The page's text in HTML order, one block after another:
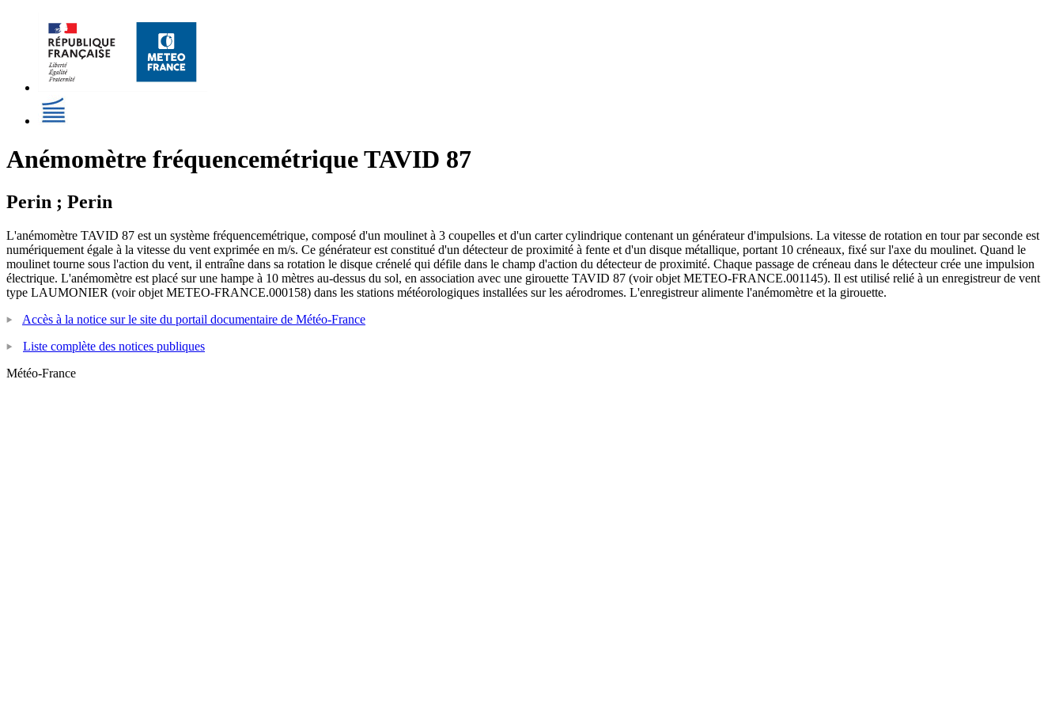
Anémomètre fréquencemétrique TAVID 87
Perin ; Perin
L'anémomètre TAVID 87 est un système fréquencemétrique, composé d'un moulinet à 3 coupelles et d'un carter cylindrique contenant un générateur d'impulsions. La vitesse de rotation en tour par seconde est
numériquement égale à la vitesse du vent exprimée en m/s. Ce générateur est constitué d'un détecteur de proximité à fente et d'un disque métallique, portant 10 créneaux, fixé sur l'axe du moulinet. Quand le
moulinet tourne sous l'action du vent, il entraîne dans sa rotation le disque crénelé qui défile dans le champ d'action du détecteur de proximité. Chaque passage de créneau dans le détecteur crée une impulsion
électrique. L'anémomètre est placé sur une hampe à 10 mètres au-dessus du sol, en association avec une girouette TAVID 87 (voir objet METEO-FRANCE.001145). Il est utilisé relié à un enregistreur de vent
type LAUMONIER (voir objet METEO-FRANCE.000158) dans les stations météorologiques installées sur les aérodromes. L'enregistreur alimente l'anémomètre et la girouette.
Accès à la notice sur le site du portail documentaire de Météo-France
Liste complète des notices publiques
Météo-France